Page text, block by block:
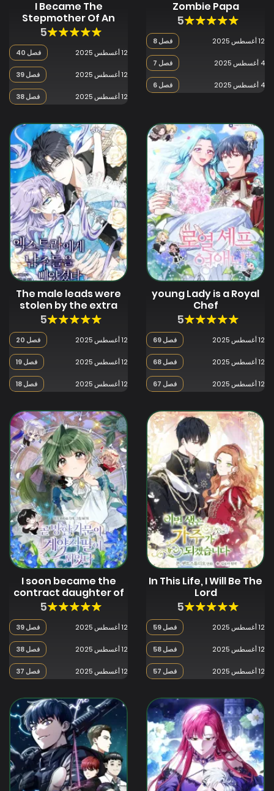
Zombie Papa
5
فصل 8 12 أغسطس 2025
فصل 7 4 أغسطس 2025
فصل 6 4 أغسطس 2025
I Became The
Stepmother Of An
Irrevocable Dark
Family
5
فصل 40 12 أغسطس 2025
فصل 39 12 أغسطس 2025
فصل 38 12 أغسطس 2025
young Lady is a Royal
Chef
5
فصل 69 12 أغسطس 2025
فصل 68 12 أغسطس 2025
فصل 67 12 أغسطس 2025
The male leads were
stolen by the extra
5
فصل 20 12 أغسطس 2025
فصل 19 12 أغسطس 2025
فصل 18 12 أغسطس 2025
In This Life, I Will Be The
Lord
5
فصل 59 12 أغسطس 2025
فصل 58 12 أغسطس 2025
فصل 57 12 أغسطس 2025
I soon became the
contract daughter of
a ruined family
5
فصل 39 12 أغسطس 2025
فصل 38 12 أغسطس 2025
فصل 37 12 أغسطس 2025